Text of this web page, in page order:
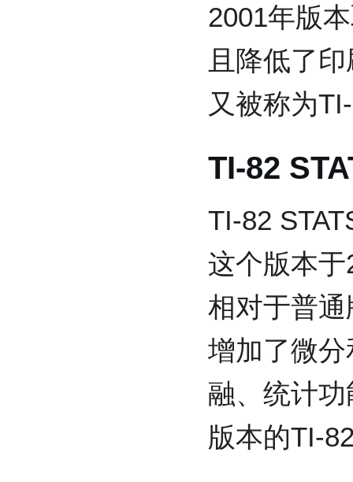
2001年版
且降低了
又被称为
TI-82
TI-82
这个版本
相对于普通
增加了微
融、统计
版本的TI-